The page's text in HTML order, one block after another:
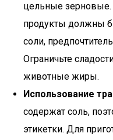
цельные
продукты должны
соли,
Ограничьте
животные жиры.
Использование
содержат соль,
этикетки. Для